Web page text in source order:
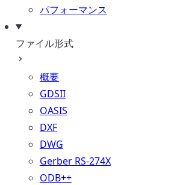
パフォーマンス
ファイル形式
概要
GDSII
OASIS
DXF
DWG
Gerber RS-274X
ODB++